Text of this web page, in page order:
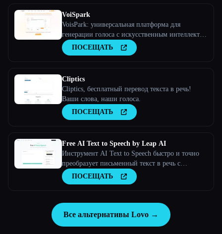
VoiSpark
VoisPark: универсальная платформа для
генерации голоса с искусственным интеллектом
| Преобразование текста в речь и клонирование
голоса
ПОСЕЩАТЬ
Cliptics
Cliptics, бесплатный перевод текста в речь!
Ваши слова, наши голоса.
ПОСЕЩАТЬ
Free AI Text to Speech by Leap AI
Инструмент AI Text to Speech быстро и точно
преобразует письменный текст в речь с
естественным звучанием, повышая
вовлеченность и доступность любого текста.
ПОСЕЩАТЬ
Все альтернативы Lovo →